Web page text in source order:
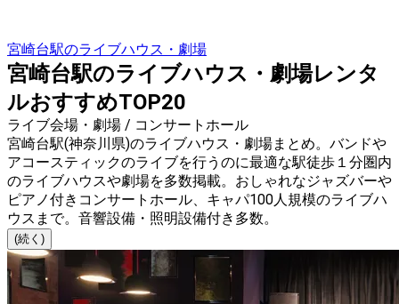
宮崎台駅のライブハウス・劇場
宮崎台駅のライブハウス・劇場レンタ
ルおすすめTOP20
ライブ会場・劇場 / コンサートホール
宮崎台駅(神奈川県)のライブハウス・劇場まとめ。バンドや
アコースティックのライブを行うのに最適な駅徒歩１分圏内
のライブハウスや劇場を多数掲載。おしゃれなジャズバーや
ピアノ付きコンサートホール、キャパ100人規模のライブハ
ウスまで。音響設備・照明設備付き多数。
(続く)